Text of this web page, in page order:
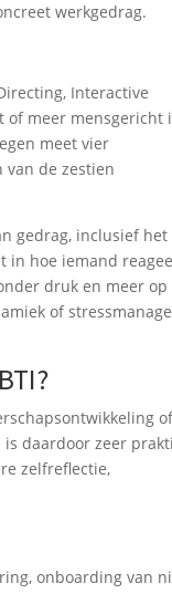
werkgedrag.
Interactive
of meer mensgericht
meet vier
van de zestien
gedrag, inclusief het
in hoe iemand
druk en meer op
of
daardoor zeer
zelfreflectie,
onboarding van